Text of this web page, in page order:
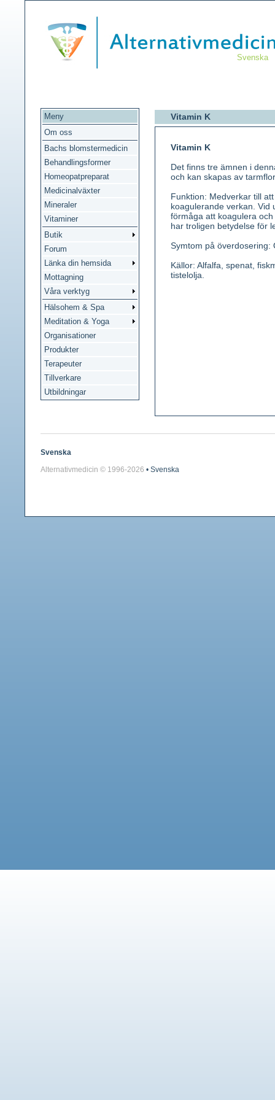
Svenska
Meny
Om oss
Bachs blomstermedicin
Behandlingsformer
Homeopatpreparat
Medicinalväxter
Mineraler
Vitaminer
Butik
Forum
Länka din hemsida
Mottagning
Våra verktyg
Hälsohem & Spa
Meditation & Yoga
Organisationer
Produkter
Terapeuter
Tillverkare
Utbildningar
Vitamin K
Vitamin K
Det finns tre ämnen i
och kan skapas av
Funktion: Medverkar till
koagulerande verkan. Vid
förmåga att koagulera
har troligen betydelse för
Symtom på överdosering:
Källor: Alfalfa, spenat,
tistelolja.
Svenska
Alternativmedicin © 1996-2026 • Svenska